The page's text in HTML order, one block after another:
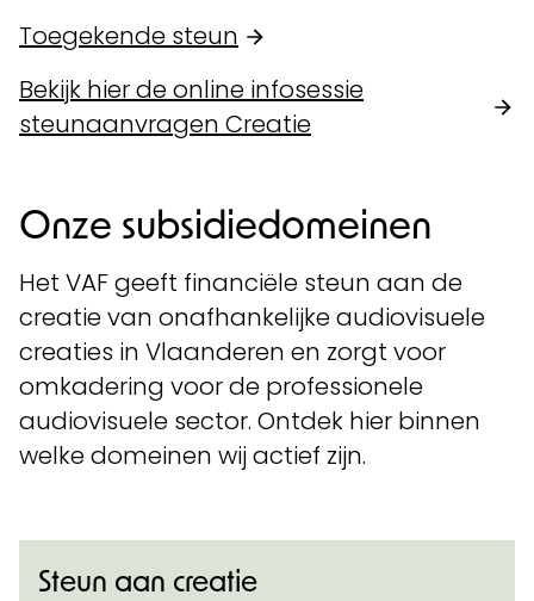
Toegekende steun
Bekijk hier de online infosessie
steunaanvragen Creatie
Onze subsidiedomeinen
Het VAF geeft financiële steun aan de
creatie van onafhankelijke audiovisuele
creaties in Vlaanderen en zorgt voor
omkadering voor de professionele
audiovisuele sector. Ontdek hier binnen
welke domeinen wij actief zijn.
Steun aan creatie